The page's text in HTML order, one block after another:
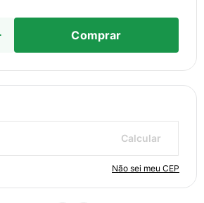
Comprar
Não sei meu CEP
Calcular